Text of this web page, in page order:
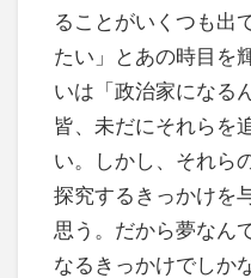
ることがいくつも出
たい」とあの時目を
いは「政治家になる
皆、未だにそれらを
い。しかし、それら
探究するきっかけを
思う。だから夢なん
なるきっかけでしか